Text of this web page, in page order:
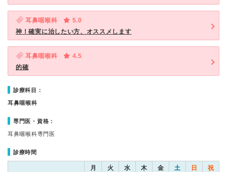
耳鼻咽喉科
5.0
神！確実に治したい方、オススメします
耳鼻咽喉科
4.5
的確
診療科目：
耳鼻咽喉科
専門医・資格：
耳鼻咽喉科専門医
診療時間
月 火 水 木 金 土 日 祝